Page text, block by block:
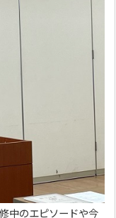
中のエピソードや今